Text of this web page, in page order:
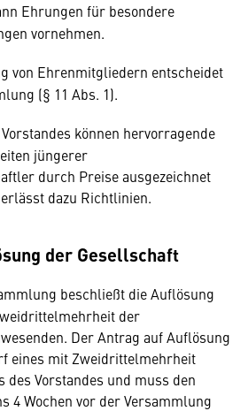
Ehrungen für besondere
vornehmen.
von Ehrenmitgliedern entscheidet
(§ 11 Abs. 1).
können hervorragende
jüngerer
durch Preise ausgezeichnet
dazu Richtlinien.
der Gesellschaft
beschließt die Auflösung
der
Der Antrag auf Auflösung
eines mit Zweidrittelmehrheit
des Vorstandes und muss den
4 Wochen vor der Versammlung